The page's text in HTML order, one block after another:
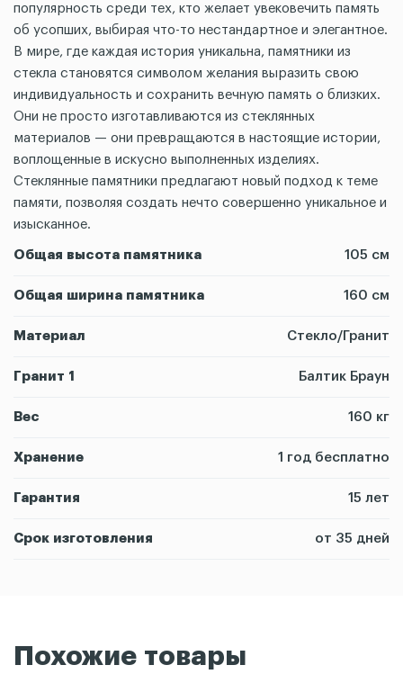
популярность среди тех, кто желает увековечить память
об усопших, выбирая что-то нестандартное и элегантное.
В мире, где каждая история уникальна, памятники из
стекла становятся символом желания выразить свою
индивидуальность и сохранить вечную память о близких.
Они не просто изготавливаются из стеклянных
материалов — они превращаются в настоящие истории,
воплощенные в искусно выполненных изделиях.
Стеклянные памятники предлагают новый подход к теме
памяти, позволяя создать нечто совершенно уникальное и
изысканное.
Общая высота памятника 105 см
Общая ширина памятника 160 см
Материал Стекло/Гранит
Гранит 1 Балтик Браун
Вес 160 кг
Хранение 1 год бесплатно
Гарантия 15 лет
Срок изготовления от 35 дней
Похожие товары